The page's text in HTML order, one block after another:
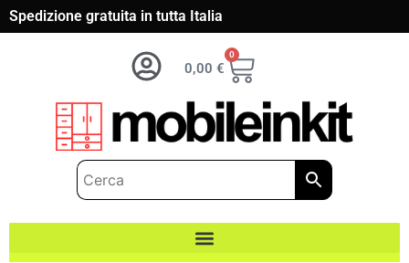
Spedizione gratuita in tutta Italia
0,00 €
0